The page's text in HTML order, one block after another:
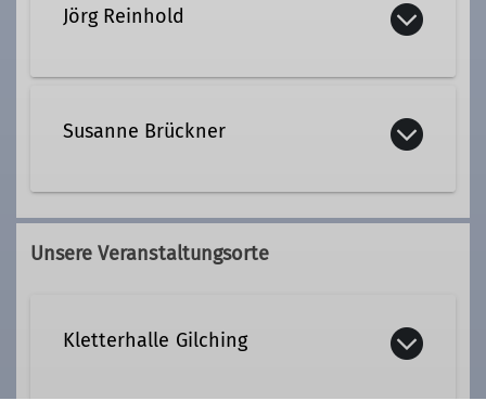
Jörg Reinhold
Qualifikationen
Trainer*in C Sportklettern Breitensport
Susanne Brückner
Kontakt aufnehmen
Unsere Veranstaltungsorte
Kletterhalle Gilching